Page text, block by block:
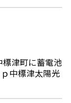
津町に蓄電池
中標津太陽光